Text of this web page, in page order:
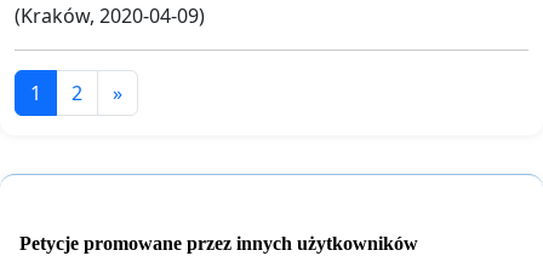
(Kraków, 2020-04-09)
1 2 »
Petycje promowane przez innych użytkowników